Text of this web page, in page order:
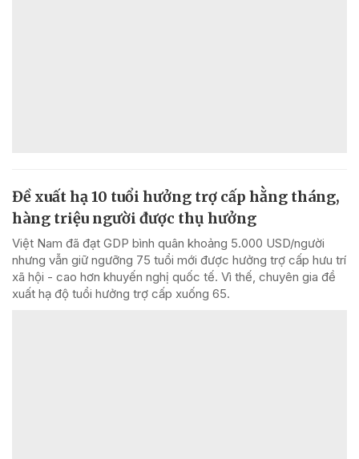
Đề xuất hạ 10 tuổi hưởng trợ cấp hằng tháng,
hàng triệu người được thụ hưởng
Việt Nam đã đạt GDP bình quân khoảng 5.000 USD/người
nhưng vẫn giữ ngưỡng 75 tuổi mới được hưởng trợ cấp hưu trí
xã hội - cao hơn khuyến nghị quốc tế. Vì thế, chuyên gia đề
xuất hạ độ tuổi hưởng trợ cấp xuống 65.